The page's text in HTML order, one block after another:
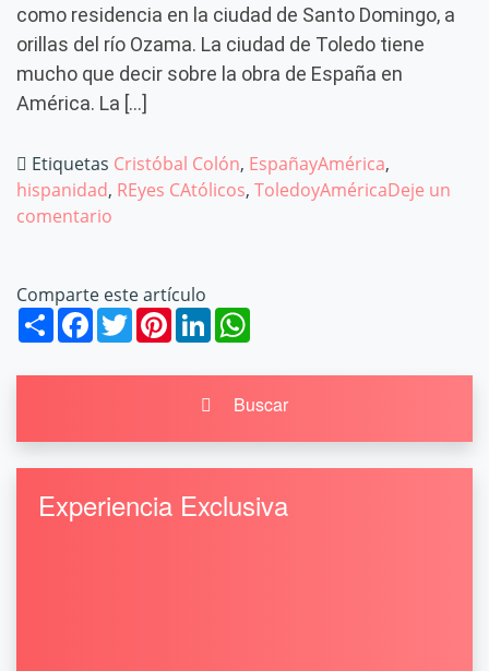
como residencia en la ciudad de Santo Domingo, a
orillas del río Ozama. La ciudad de Toledo tiene
mucho que decir sobre la obra de España en
América. La […]
Etiquetas Cristóbal Colón, EspañayAmérica,
hispanidad, REyes CAtólicos, ToledoyAméricaDeje un
comentario
Comparte este artículo
ShareFacebook
TwitterPinterest
LinkedIn
Buscar
Experiencia Exclusiva